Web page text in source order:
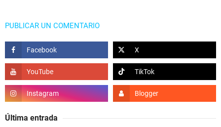
PUBLICAR UN COMENTARIO
Última entrada